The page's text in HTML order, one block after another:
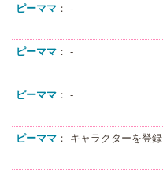
ピーママ ： -
ピーママ ： -
ピーママ ： -
ピーママ ： キャラクターを登録